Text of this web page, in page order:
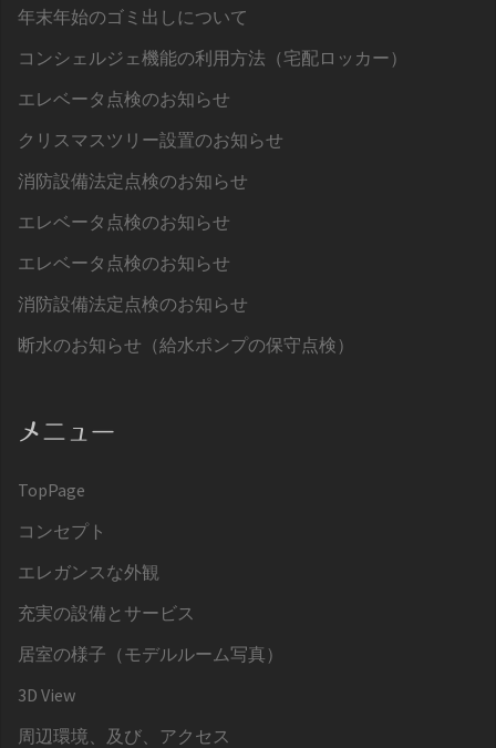
年末年始のゴミ出しについて
コンシェルジェ機能の利用方法（宅配ロッカー）
エレベータ点検のお知らせ
クリスマスツリー設置のお知らせ
消防設備法定点検のお知らせ
エレベータ点検のお知らせ
エレベータ点検のお知らせ
消防設備法定点検のお知らせ
断水のお知らせ（給水ポンプの保守点検）
メニュー
TopPage
コンセプト
エレガンスな外観
充実の設備とサービス
居室の様子（モデルルーム写真）
3D View
周辺環境、及び、アクセス